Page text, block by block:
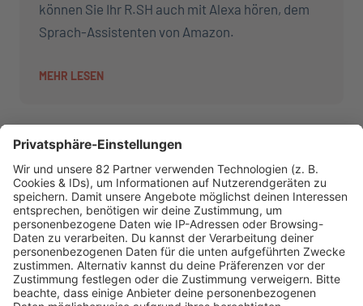
können Sie Ihr R.SH auch mit Alexa hören, dem
Sprach-Assistenten von Amazon.
MEHR LESEN
AKTIONEN
R.SH hilft helfen-Stiftung!
AKTUELL